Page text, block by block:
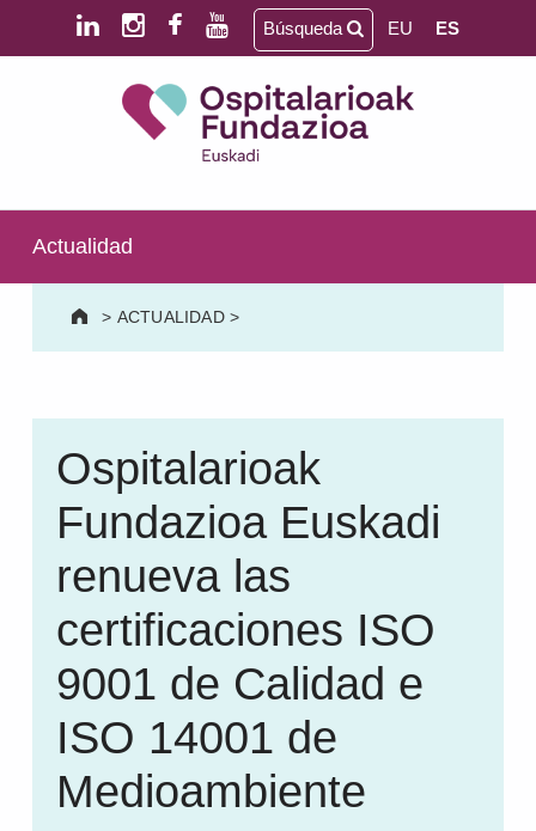
Saltar al contenido principal
Saltar al pie de página
SALUD MENTAL | DISCAPACIDAD INTELECTUAL | NEURORREHABILITACIÓN Y DAÑO CEREBRAL | PERSONA MAYOR
Búsqueda EU ES
Actualidad
> ACTUALIDAD>
Ospitalarioak
Fundazioa Euskadi
renueva las
certificaciones ISO
9001 de Calidad e
ISO 14001 de
Medioambiente